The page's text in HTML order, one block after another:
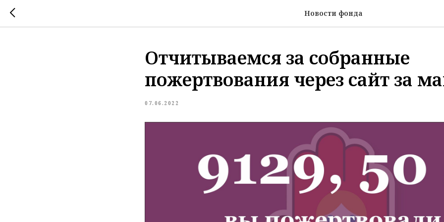
Новости фонда
Отчитываемся за собранные
пожертвования через сайт за
07.06.2022